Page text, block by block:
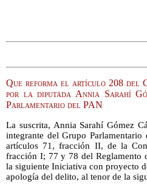
Que reforma el artículo 208 del
por la diputada Annia Sarahí
Parlamentario del PAN
La suscrita, Annia Sarahí Gómez
integrante del Grupo
artículos 71, fracción II, de la
fracción I; 77 y 78 del Reglamento
la siguiente Iniciativa con proyecto
apología del delito, al tenor de la